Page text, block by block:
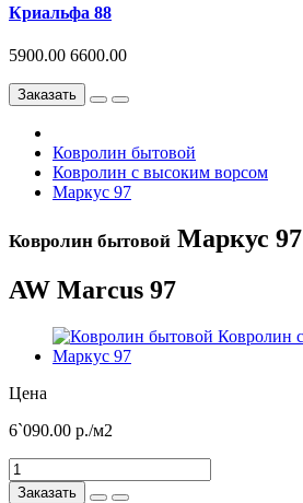
Криальфа 88
5900.00 6600.00
Заказать
Ковролин бытовой
Ковролин с высоким ворсом
Маркус 97
Ковролин бытовой Маркус 97
AW Marcus 97
Цена
6`090.00 р./м2
Заказать